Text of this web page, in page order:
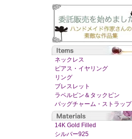
ネックレス
ピアス・イヤリング
リング
ブレスレット
ラペルピン＆タックピン
バッグチャーム・ストラップ
14K Gold Filled
シルバー925